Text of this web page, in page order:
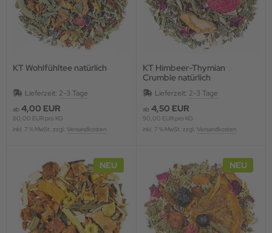
KT Wohlfühltee natürlich
Lieferzeit: 2-3 Tage
ab 4,00 EUR
80,00 EUR pro KG
inkl. 7 % MwSt. zzgl. Versandkosten
KT Himbeer-Thymian
Crumble natürlich
Lieferzeit: 2-3 Tage
ab 4,50 EUR
90,00 EUR pro KG
inkl. 7 % MwSt. zzgl. Versandkosten
NEU NEU